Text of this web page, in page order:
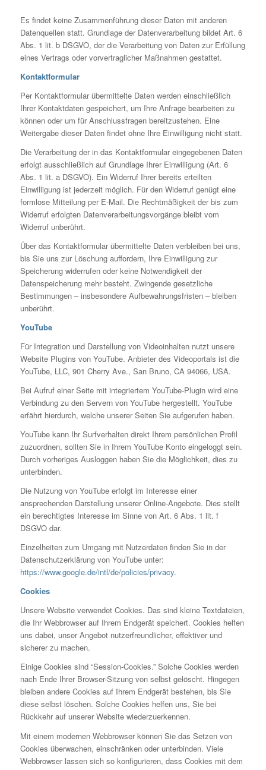
Es findet keine Zusammenführung dieser Daten mit anderen
Datenquellen statt. Grundlage der Datenverarbeitung bildet Art. 6
Abs. 1 lit. b DSGVO, der die Verarbeitung von Daten zur Erfüllung
eines Vertrags oder vorvertraglicher Maßnahmen gestattet.
Kontaktformular
Per Kontaktformular übermittelte Daten werden einschließlich
Ihrer Kontaktdaten gespeichert, um Ihre Anfrage bearbeiten zu
können oder um für Anschlussfragen bereitzustehen. Eine
Weitergabe dieser Daten findet ohne Ihre Einwilligung nicht statt.
Die Verarbeitung der in das Kontaktformular eingegebenen Daten
erfolgt ausschließlich auf Grundlage Ihrer Einwilligung (Art. 6
Abs. 1 lit. a DSGVO). Ein Widerruf Ihrer bereits erteilten
Einwilligung ist jederzeit möglich. Für den Widerruf genügt eine
formlose Mitteilung per E-Mail. Die Rechtmäßigkeit der bis zum
Widerruf erfolgten Datenverarbeitungsvorgänge bleibt vom
Widerruf unberührt.
Über das Kontaktformular übermittelte Daten verbleiben bei uns,
bis Sie uns zur Löschung auffordern, Ihre Einwilligung zur
Speicherung widerrufen oder keine Notwendigkeit der
Datenspeicherung mehr besteht. Zwingende gesetzliche
Bestimmungen – insbesondere Aufbewahrungsfristen – bleiben
unberührt.
YouTube
Für Integration und Darstellung von Videoinhalten nutzt unsere
Website Plugins von YouTube. Anbieter des Videoportals ist die
YouTube, LLC, 901 Cherry Ave., San Bruno, CA 94066, USA.
Bei Aufruf einer Seite mit integriertem YouTube-Plugin wird eine
Verbindung zu den Servern von YouTube hergestellt. YouTube
erfährt hierdurch, welche unserer Seiten Sie aufgerufen haben.
YouTube kann Ihr Surfverhalten direkt Ihrem persönlichen Profil
zuzuordnen, sollten Sie in Ihrem YouTube Konto eingeloggt sein.
Durch vorheriges Ausloggen haben Sie die Möglichkeit, dies zu
unterbinden.
Die Nutzung von YouTube erfolgt im Interesse einer
ansprechenden Darstellung unserer Online-Angebote. Dies stellt
ein berechtigtes Interesse im Sinne von Art. 6 Abs. 1 lit. f
DSGVO dar.
Einzelheiten zum Umgang mit Nutzerdaten finden Sie in der
Datenschutzerklärung von YouTube unter:
https://www.google.de/intl/de/policies/privacy.
Cookies
Unsere Website verwendet Cookies. Das sind kleine Textdateien,
die Ihr Webbrowser auf Ihrem Endgerät speichert. Cookies helfen
uns dabei, unser Angebot nutzerfreundlicher, effektiver und
sicherer zu machen.
Einige Cookies sind “Session-Cookies.” Solche Cookies werden
nach Ende Ihrer Browser-Sitzung von selbst gelöscht. Hingegen
bleiben andere Cookies auf Ihrem Endgerät bestehen, bis Sie
diese selbst löschen. Solche Cookies helfen uns, Sie bei
Rückkehr auf unserer Website wiederzuerkennen.
Mit einem modernen Webbrowser können Sie das Setzen von
Cookies überwachen, einschränken oder unterbinden. Viele
Webbrowser lassen sich so konfigurieren, dass Cookies mit dem